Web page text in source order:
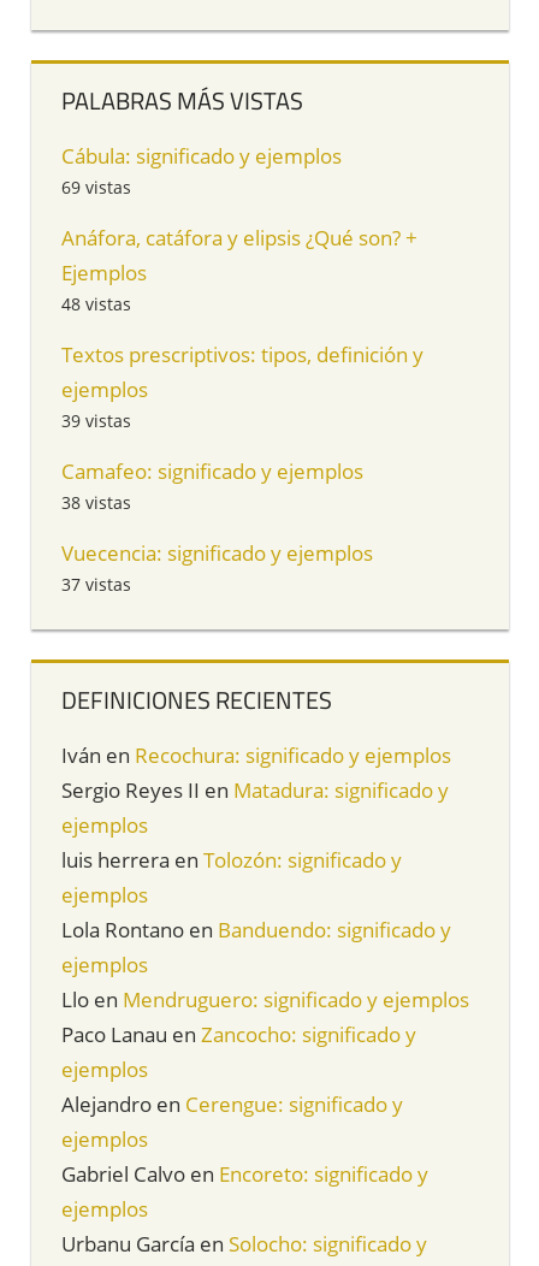
PALABRAS MÁS VISTAS
Cábula: significado y ejemplos
69 vistas
Anáfora, catáfora y elipsis ¿Qué son? +
Ejemplos
48 vistas
Textos prescriptivos: tipos, definición y
ejemplos
39 vistas
Camafeo: significado y ejemplos
38 vistas
Vuecencia: significado y ejemplos
37 vistas
DEFINICIONES RECIENTES
Iván en Recochura: significado y ejemplos
Sergio Reyes II en Matadura: significado y
ejemplos
luis herrera en Tolozón: significado y
ejemplos
Lola Rontano en Banduendo: significado y
ejemplos
Llo en Mendruguero: significado y ejemplos
Paco Lanau en Zancocho: significado y
ejemplos
Alejandro en Cerengue: significado y
ejemplos
Gabriel Calvo en Encoreto: significado y
ejemplos
Urbanu García en Solocho: significado y